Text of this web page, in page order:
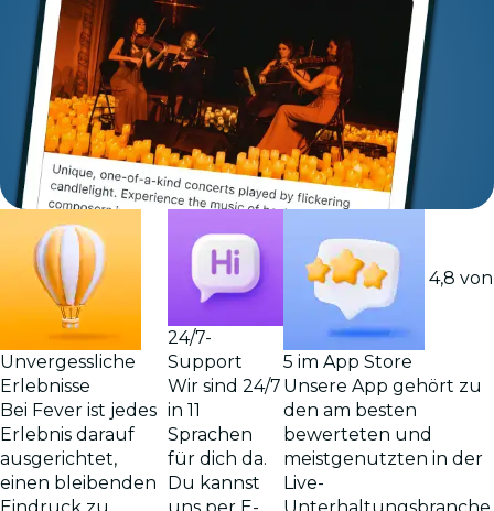
Unvergessliche
Erlebnisse
Bei Fever ist jedes
Erlebnis darauf
ausgerichtet,
einen bleibenden
24/7-
Support
Wir sind 24/7
in 11
Sprachen
für dich da.
Du kannst
uns per E-
4,8 von
5 im App Store
Unsere App gehört zu
den am besten
bewerteten und
meistgenutzten in der
Live-